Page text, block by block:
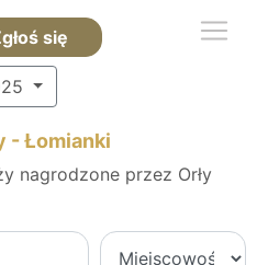
się
- Łomianki
nagrodzone przez Orły